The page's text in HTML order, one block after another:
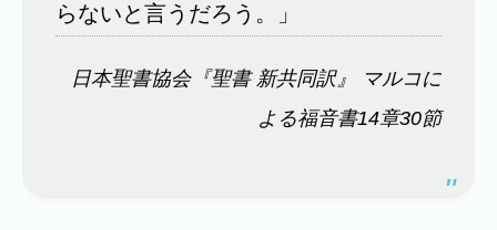
らないと言うだろう。」
日本聖書協会『聖書 新共同訳』 マルコに
よる福音書14章30節